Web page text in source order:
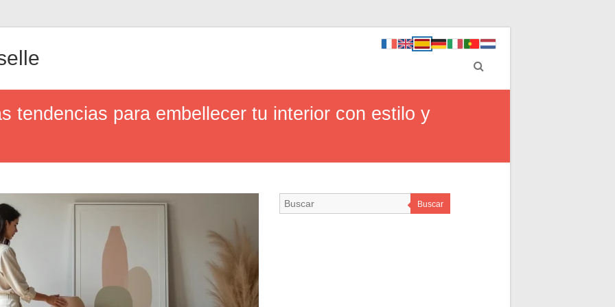
tendencias para embellecer tu interior con estilo y
Buscar